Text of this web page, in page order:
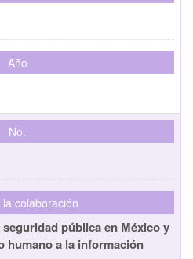
Año
No.
colaboración
pública en México y
humano a la información